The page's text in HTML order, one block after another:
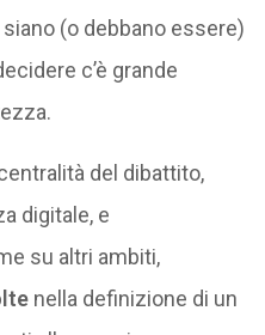
(o debbano essere)
c’è grande
del dibattito,
digitale, e
su altri ambiti,
nella definizione di un